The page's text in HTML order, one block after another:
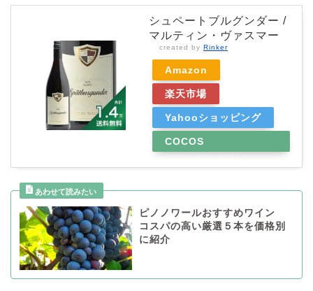
シュペートブルグンダー /
マルティン・ヴァスマー
created by Rinker
Amazon
楽天市場
Yahooショッピング
COCOS
ピノノワールおすすめワイン
コスパの高い厳選５本を価格別
に紹介